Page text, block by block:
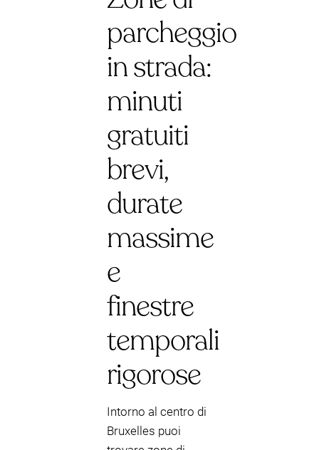
parcheggio
in strada:
minuti
gratuiti
brevi,
durate
massime
e
finestre
temporali
rigorose
Intorno al centro di
Bruxelles puoi